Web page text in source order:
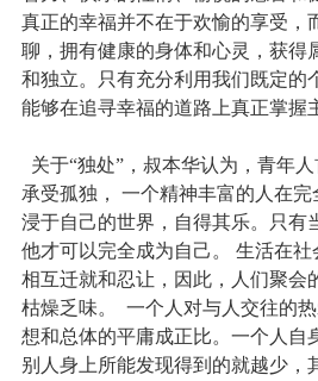
真正的幸福并不在于欢愉的享受，
聊，拥有健康的身体和心灵，获得
和独立。只有充分利用我们既定的
能够在追寻幸福的道路上真正掌握
关于“独处”，叔本华认为，青年
承受孤独， 一个精神丰富的人在
浸于自己的世界，自得其乐。只有
他才可以完全成为自己。 生活在
相互迁就和忍让，因此，人们聚会
枯燥乏味。 一个人对与人交往的
想和总体的平庸成正比。一个人自
别人身上所能发现得到的就越少，